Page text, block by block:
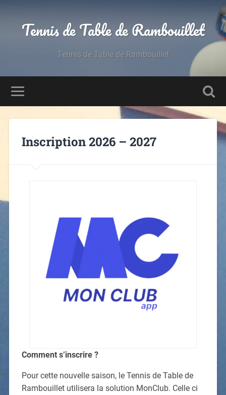
Tennis de Table de Rambouillet
Tennis de Table de Rambouillet
Inscription 2026 – 2027
Comment s’inscrire ?
Pour cette nouvelle saison, le Tennis de Table de
Rambouillet utilisera la solution MonClub. Celle ci